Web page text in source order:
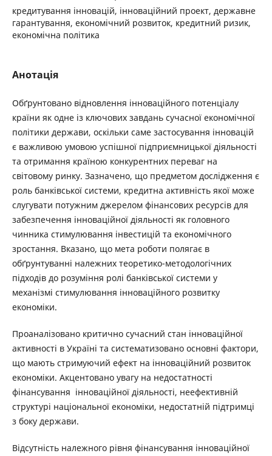
кредитування інновацій, інноваційний проект, державне
гарантування, економічний розвиток, кредитний ризик,
економічна політика
Анотація
Обґрунтовано відновлення інноваційного потенціалу
країни як одне із ключових завдань сучасної економічної
політики держави, оскільки саме застосування інновацій
є важливою умовою успішної підприємницької діяльності
та отримання країною конкурентних переваг на
світовому ринку. Зазначено, що предметом дослідження є
роль банківської системи, кредитна активність якої може
слугувати потужним джерелом фінансових ресурсів для
забезпечення інноваційної діяльності як головного
чинника стимулювання інвестицій та економічного
зростання. Вказано, що мета роботи полягає в
обґрунтуванні належних теоретико-методологічних
підходів до розуміння ролі банківської системи у
механізмі стимулювання інноваційного розвитку
економіки.
Проаналізовано критично сучасний стан інноваційної
активності в Україні та систематизовано основні фактори,
що мають стримуючий ефект на інноваційний розвиток
економіки. Акцентовано увагу на недостатності
фінансування інноваційної діяльності, неефективній
структурі національної економіки, недостатній підтримці
з боку держави.
Відсутність належного рівня фінансування інноваційної